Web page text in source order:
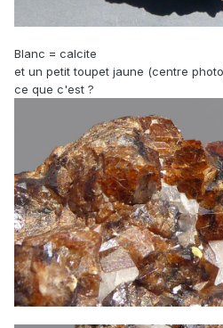
Blanc = calcite
et un petit toupet jaune (centre
ce que c'est ?